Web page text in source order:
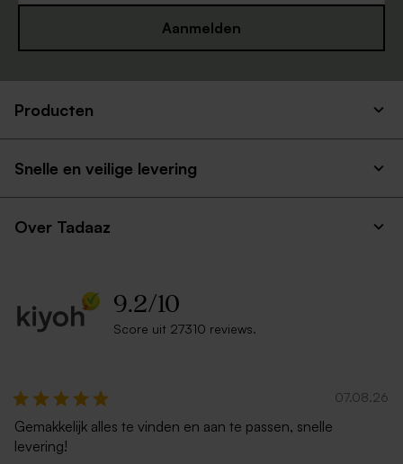
Aanmelden
Producten
Snelle en veilige levering
Over Tadaaz
9.2/10
Score uit 27310 reviews.
07.08.26
Gemakkelijk alles te vinden en aan te passen, snelle
levering!